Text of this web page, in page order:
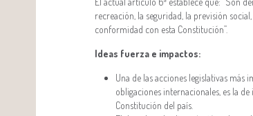
recreación, la seguridad, la previsión
conformidad con esta Constitución”.
Ideas fuerza e impactos:
Una de las acciones legislativas
obligaciones internacionales, es la
Constitución del país.